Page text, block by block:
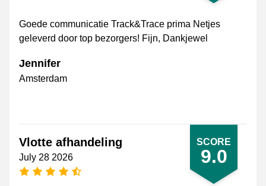
Goede communicatie Track&Trace prima Netjes
geleverd door top bezorgers! Fijn, Dankjewel
Jennifer
Amsterdam
SCORE
9.0
Vlotte afhandeling
July 28 2026
4.5 stars